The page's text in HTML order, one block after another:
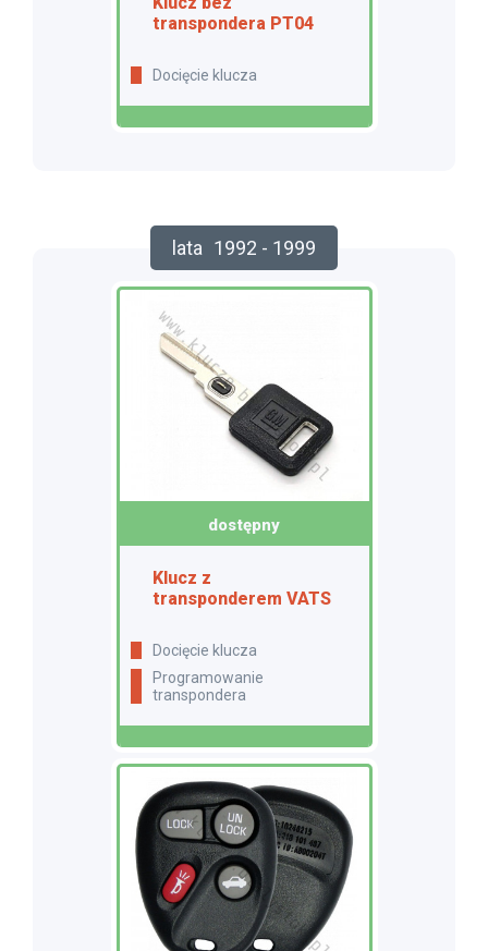
transpondera PT04
Docięcie klucza
lata 1992 - 1999
dostępny
Klucz z
transponderem VATS
docięcie klucza
programowanie
transpondera